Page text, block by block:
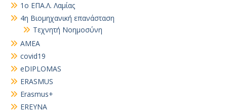
1ο ΕΠΑ.Λ. Λαμίας
4η Βιομηχανική επανάσταση
Τεχνητή Νοημοσύνη
AMEA
covid19
eDIPLOMAS
ERASMUS
Erasmus+
EREYNA